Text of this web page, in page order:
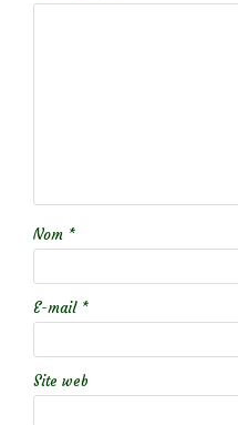
Nom *
E-mail *
Site web